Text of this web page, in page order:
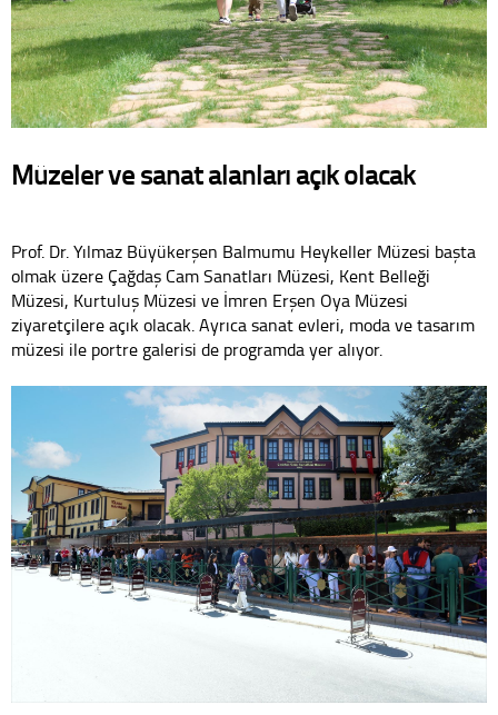
Müzeler ve sanat alanları açık olacak
Prof. Dr. Yılmaz Büyükerşen Balmumu Heykeller Müzesi başta
olmak üzere Çağdaş Cam Sanatları Müzesi, Kent Belleği
Müzesi, Kurtuluş Müzesi ve İmren Erşen Oya Müzesi
ziyaretçilere açık olacak. Ayrıca sanat evleri, moda ve tasarım
müzesi ile portre galerisi de programda yer alıyor.